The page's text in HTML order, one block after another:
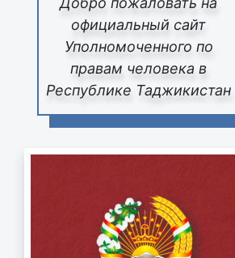
официальный сайт
Уполномоченного по
правам человека в
Республике Таджикистан